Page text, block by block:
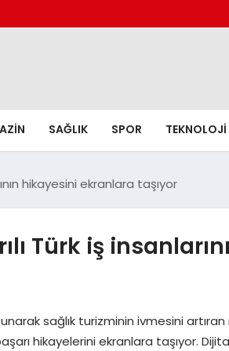
SAĞLIK SPOR TEKNOLOJI
hikayesini ekranlara taşıyor
Türk iş
sağlık turizminin ivmesini
hikayelerini ekranlara taşıyor.